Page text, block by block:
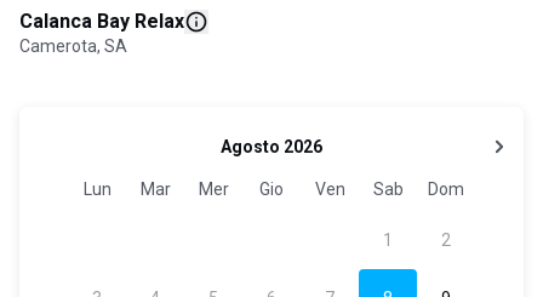
Calanca Bay Relax
Camerota, SA